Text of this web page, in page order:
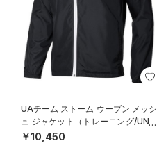
UAチーム ストーム ウーブン メッシ
ュ ジャケット（トレーニング/UNIS
EX）
￥10,450